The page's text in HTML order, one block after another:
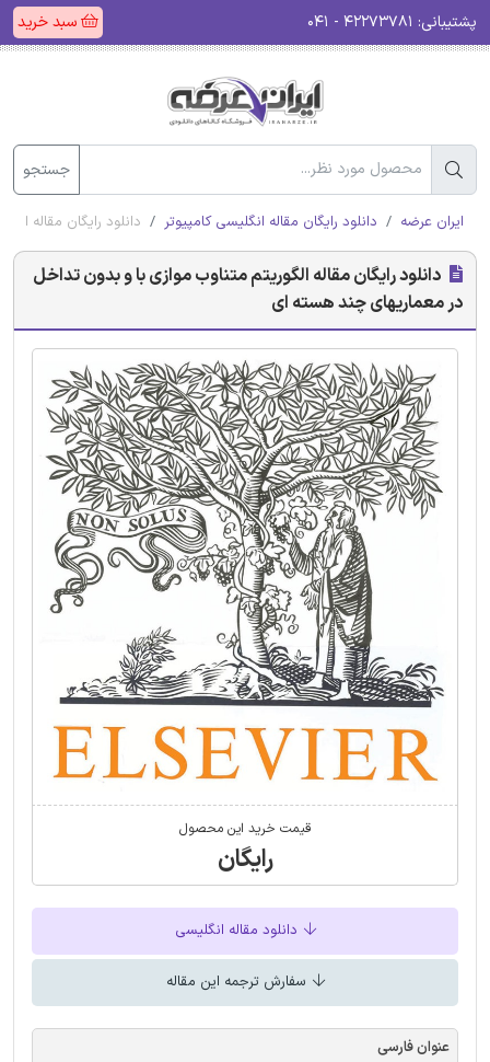
پشتیبانی: سبد خرید
جستجو
ایران عرضه دانلود رایگان مقاله انگلیسی کامپیوتر دانلود رایگان مقاله
دانلود رایگان مقاله الگوریتم متناوب موازی با و بدون تداخل
در معماریهای چند هسته ای
قیمت خرید این محصول
رایگان
دانلود مقاله انگلیسی
سفارش ترجمه این مقاله
عنوان فارسی